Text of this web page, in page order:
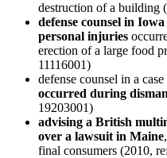
destruction of a building
defense counsel in Iowa
personal injuries
erection of a large food
11116001)
defense counsel in a
occurred during
19203001)
advising a British
over a lawsuit in Maine
final consumers (2010,